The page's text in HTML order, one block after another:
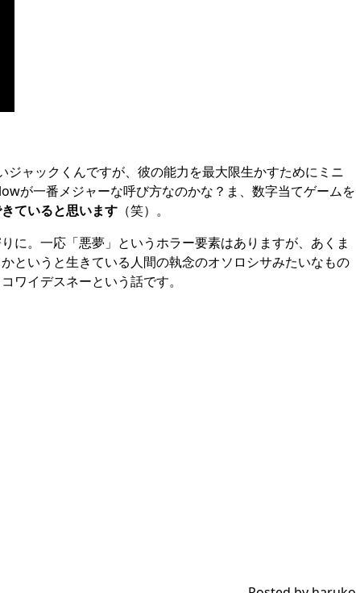
ャックくんですが、彼の能力を最大限生かすためにミニ
が一番メジャーな呼び方なのかな？ま、数字当てゲームを
ていると思います （笑）。
。一応「悪夢」というホラー要素はありますが、あくま
というと生きている人間の執念のオソロシサみたいなもの
ワイデスネーという話です。